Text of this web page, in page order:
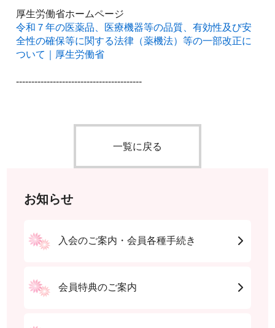
厚生労働省ホームページ
令和７年の医薬品、医療機器等の品質、有効性及び安
全性の確保等に関する法律（薬機法）等の一部改正に
ついて｜厚生労働省
-----------------------------------------
一覧に戻る
お知らせ
入会のご案内・会員各種手続き
会員特典のご案内